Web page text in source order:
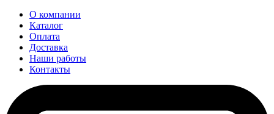
О компании
Каталог
Оплата
Доставка
Наши работы
Контакты